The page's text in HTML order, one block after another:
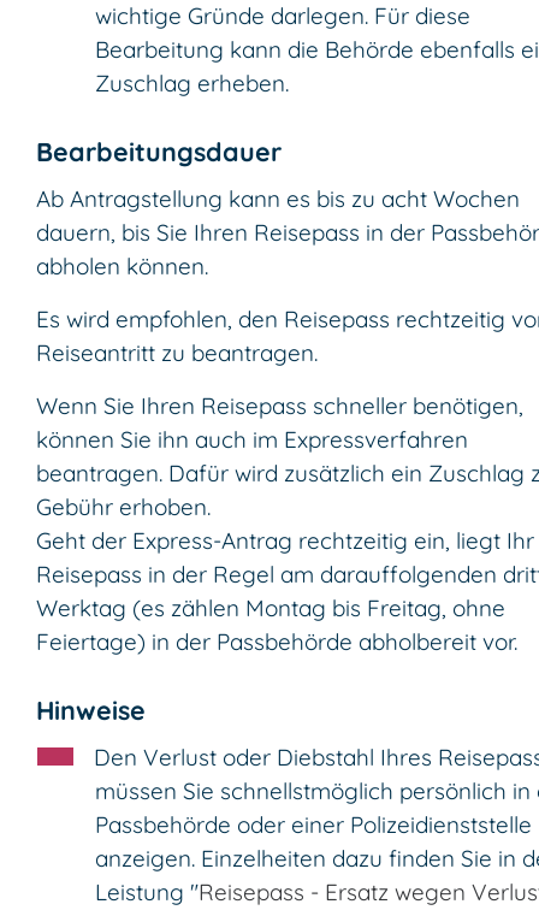
wichtige Gründe darlegen. Für diese
Bearbeitung kann die Behörde ebenfalls
Zuschlag erheben.
Bearbeitungsdauer
Ab Antragstellung kann es bis zu acht Wochen
dauern, bis Sie Ihren Reisepass in der
abholen können.
Es wird empfohlen, den Reisepass rechtzeitig
Reiseantritt zu beantragen.
Wenn Sie Ihren Reisepass schneller benötigen,
können Sie ihn auch im Expressverfahren
beantragen. Dafür wird zusätzlich ein Zuschlag
Gebühr erhoben.
Geht der Express-Antrag rechtzeitig ein, liegt Ihr
Reisepass in der Regel am darauffolgenden
Werktag (es zählen Montag bis Freitag, ohne
Feiertage) in der Passbehörde abholbereit vor.
Hinweise
Den Verlust oder Diebstahl Ihres
müssen Sie schnellstmöglich persönlich in
Passbehörde oder einer Polizeidienststelle
anzeigen. Einzelheiten dazu finden Sie in
Leistung "Reisepass - Ersatz wegen